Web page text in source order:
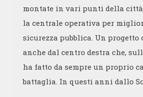
montate in vari punti della città
la centrale operativa per
sicurezza pubblica. Un progetto
anche dal centro destra che,
ha fatto da sempre un proprio
battaglia. In questi anni dallo